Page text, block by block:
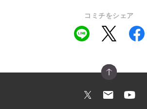
コミチをシェア